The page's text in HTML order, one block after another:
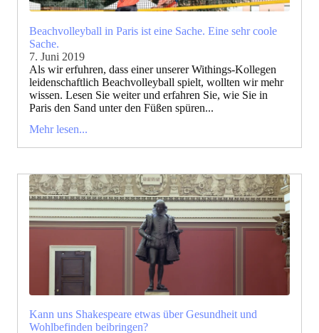
Beachvolleyball in Paris ist eine Sache. Eine sehr coole
Sache.
7. Juni 2019
Als wir erfuhren, dass einer unserer Withings-Kollegen
leidenschaftlich Beachvolleyball spielt, wollten wir mehr
wissen. Lesen Sie weiter und erfahren Sie, wie Sie in
Paris den Sand unter den Füßen spüren...
Mehr lesen...
Kann uns Shakespeare etwas über Gesundheit und
Wohlbefinden beibringen?